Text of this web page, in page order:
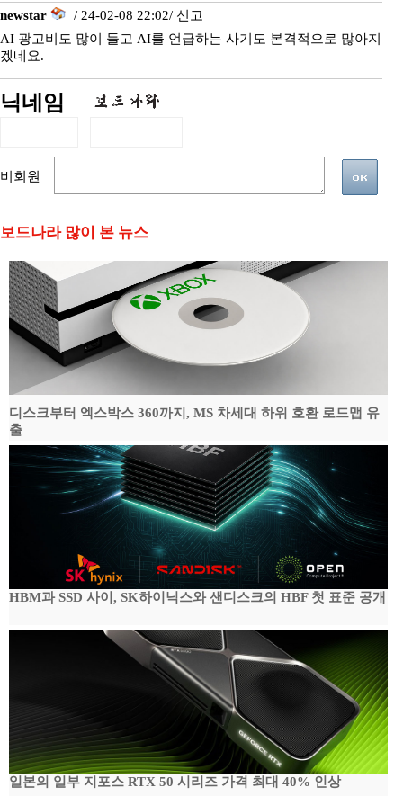
newstar / 24-02-08 22:02/ 신고
AI 광고비도 많이 들고 AI를 언급하는 사기도 본격적으로 많아지
겠네요.
닉네임
비회원
보드나라 많이 본 뉴스
디스크부터 엑스박스 360까지, MS 차세대 하위 호환 로드맵 유
출
HBM과 SSD 사이, SK하이닉스와 샌디스크의 HBF 첫 표준 공개
일본의 일부 지포스 RTX 50 시리즈 가격 최대 40% 인상